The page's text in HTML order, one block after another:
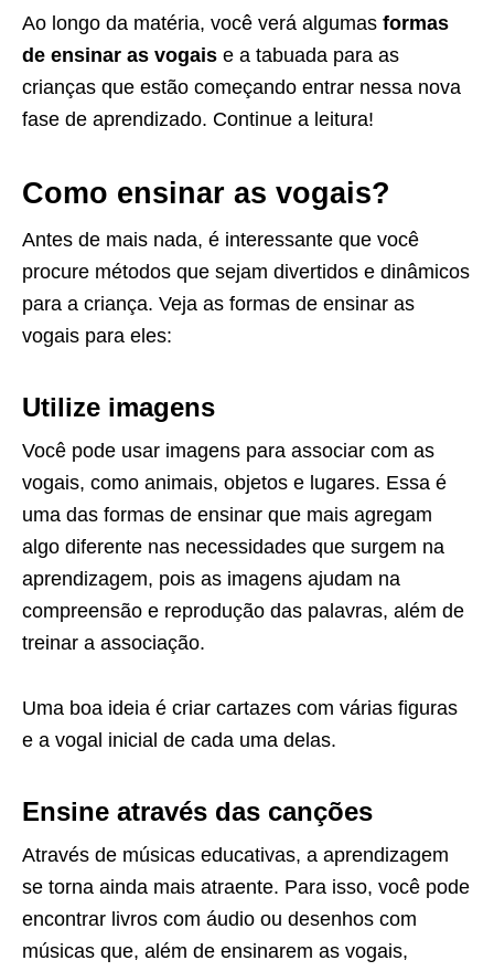
Ao longo da matéria, você verá algumas formas
de ensinar as vogais e a tabuada para as
crianças que estão começando entrar nessa nova
fase de aprendizado. Continue a leitura!
Como ensinar as vogais?
Antes de mais nada, é interessante que você
procure métodos que sejam divertidos e dinâmicos
para a criança. Veja as formas de ensinar as
vogais para eles:
Utilize imagens
Você pode usar imagens para associar com as
vogais, como animais, objetos e lugares. Essa é
uma das formas de ensinar que mais agregam
algo diferente nas necessidades que surgem na
aprendizagem, pois as imagens ajudam na
compreensão e reprodução das palavras, além de
treinar a associação.
Uma boa ideia é criar cartazes com várias figuras
e a vogal inicial de cada uma delas.
Ensine através das canções
Através de músicas educativas, a aprendizagem
se torna ainda mais atraente. Para isso, você pode
encontrar livros com áudio ou desenhos com
músicas que, além de ensinarem as vogais,